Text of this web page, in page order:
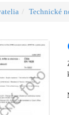
Technické